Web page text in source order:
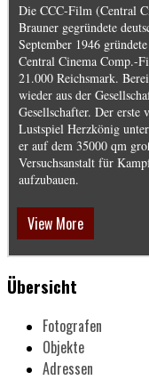
Die CCC-Film (Central
Brauner gegründete
September 1946
Central Cinema Comp.-
21.000 Reichsmark.
wieder aus der
Gesellschafter. Der
Lustspiel Herzkönig
er auf dem 35000 qm
Versuchsanstalt für
aufzubauen.
View More
Übersicht
Fotografen
Objekte
Adressen